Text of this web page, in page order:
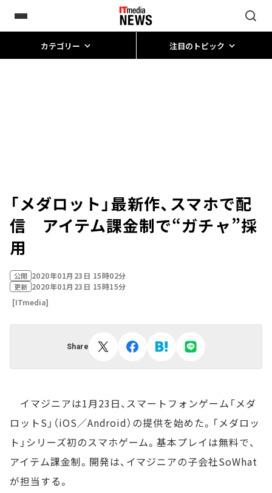
カテゴリー 注目のトピック
「メダロット」最新作、スマホで配
信 アイテム課金制で“ガチャ”採
用
公開 2020年01月23日 15時02分
更新 2020年01月23日 15時15分
[ITmedia]
Share
イマジニアは1月23日、スマートフォンゲーム「メダ
ロットS」（iOS／Android）の提供を始めた。「メダロッ
ト」シリーズ初のスマホゲーム。基本プレイは無料で、
アイテム課金制。開発は、イマジニアの子会社SoWhat
が担当する。